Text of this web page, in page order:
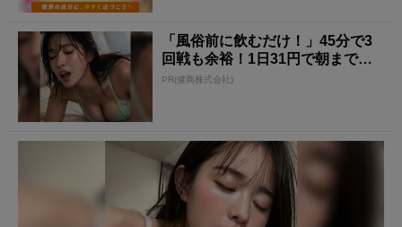
「風俗前に飲むだけ！」45分で3
回戦も余裕！1日31円で朝まで絶
好調
PR(健商株式会社)